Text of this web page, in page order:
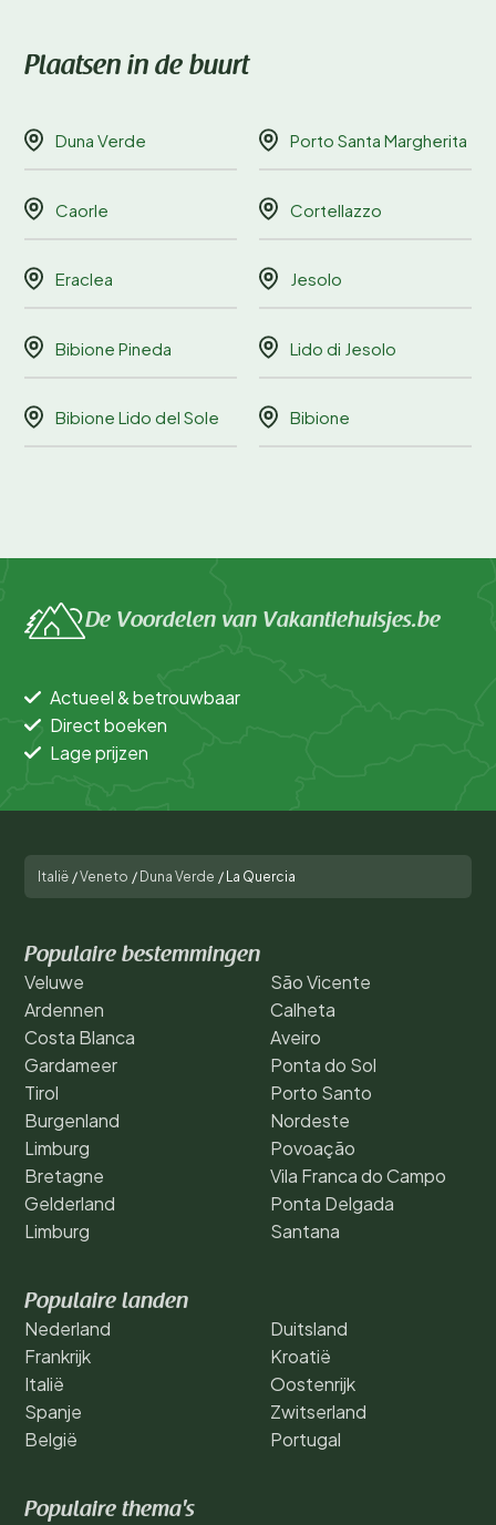
Plaatsen in de buurt
Duna Verde Porto Santa Margherita
Caorle Cortellazzo
Eraclea Jesolo
Bibione Pineda Lido di Jesolo
Bibione Lido del Sole Bibione
De Voordelen van Vakantiehuisjes.be
Actueel & betrouwbaar
Direct boeken
Lage prijzen
Italië /Veneto / Duna Verde / La Quercia
Populaire bestemmingen
Veluwe
Ardennen
Costa Blanca
Gardameer
Tirol
Burgenland
Limburg
Bretagne
Gelderland
Limburg
São Vicente
Calheta
Aveiro
Ponta do Sol
Porto Santo
Nordeste
Povoação
Vila Franca do Campo
Ponta Delgada
Santana
Populaire landen
Nederland
Frankrijk
Italië
Spanje
België
Duitsland
Kroatië
Oostenrijk
Zwitserland
Portugal
Populaire thema's